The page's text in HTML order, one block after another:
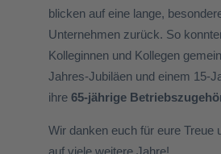
blicken auf eine lange,
Unternehmen zurück. So
Kolleginnen und Kollegen
Jahres-Jubiläen und einem 15-
ihre 65-jährige
Wir danken euch für eure Treue
auf viele weitere Jahre!